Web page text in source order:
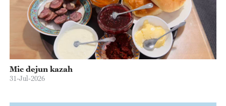
Mic dejun kazah
31-Jul-2026